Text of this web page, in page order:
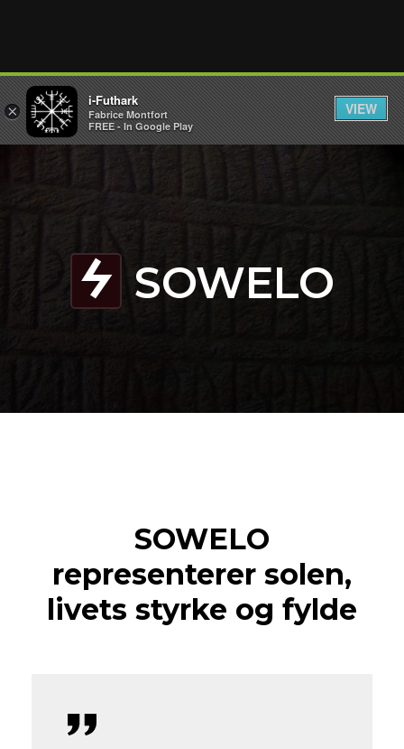
S SOWELO
SOWELO
representerer solen,
livets styrke og fylde
×
i-Futhark
Fabrice Montfort
FREE - In Google Play
VIEW